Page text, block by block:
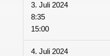
3. Juli 2024
8:35
15:00
4. Juli 2024